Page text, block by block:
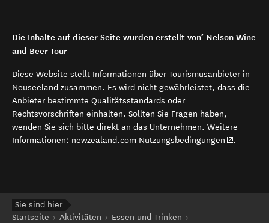
Die Inhalte auf dieser Seite wurden erstellt von’ Nelson Wine
and Beer Tour
Diese Website stellt Informationen über Tourismusanbieter in
Neuseeland zusammen. Es wird nicht gewährleistet, dass die
Anbieter bestimmte Qualitätsstandards oder
Rechtsvorschriften einhalten. Sollten Sie Fragen haben,
wenden Sie sich bitte direkt an das Unternehmen. Weitere
Informationen: newzealand.com Nutzungsbedingungen (opens in
.
Sie sind hier
Startseite
Aktivitäten
Essen und Trinken